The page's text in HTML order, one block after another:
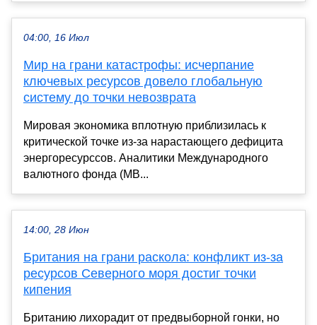
04:00, 16 Июл
Мир на грани катастрофы: исчерпание
ключевых ресурсов довело глобальную
систему до точки невозврата
Мировая экономика вплотную приблизилась к
критической точке из-за нарастающего дефицита
энергоресурссов. Аналитики Международного
валютного фонда (МВ...
14:00, 28 Июн
Британия на грани раскола: конфликт из-за
ресурсов Северного моря достиг точки
кипения
Британию лихорадит от предвыборной гонки, но